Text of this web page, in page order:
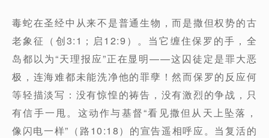
毒蛇在圣经中从来不是普通生物，而是撒但权势的古
老象征（创3:1；启12:9）。当它缠住保罗的手，全
岛都以为“天理报应”正在显明——这囚徒定是罪大恶
极，连海难都未能洗净他的罪孽！然而保罗的反应何
等轻描淡写：没有惊惶的祷告，没有激烈的争战，只
有信手一甩。这动作与基督“看见撒但从天上坠落，
像闪电一样”（路10:18）的宣告遥相呼应。当复活的